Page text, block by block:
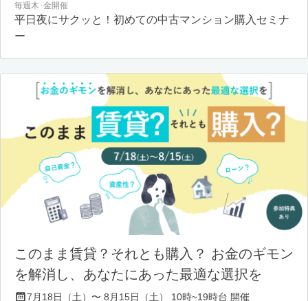
毎週木･金開催
平日夜にサクッと！初めての中古マンション購入セミナ
ー
このまま賃貸？それとも購入？ お金のギモン
を解消し、あなたにあった最適な選択を
7月18日（土）〜 8月15日（土） 10時~19時台 開催